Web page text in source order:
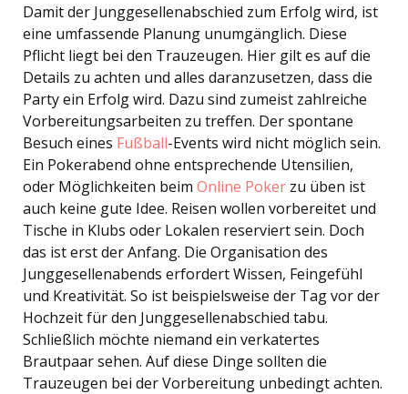
Damit der Junggesellenabschied zum Erfolg wird, ist
eine umfassende Planung unumgänglich. Diese
Pflicht liegt bei den Trauzeugen. Hier gilt es auf die
Details zu achten und alles daranzusetzen, dass die
Party ein Erfolg wird. Dazu sind zumeist zahlreiche
Vorbereitungsarbeiten zu treffen. Der spontane
Besuch eines Fußball-Events wird nicht möglich sein.
Ein Pokerabend ohne entsprechende Utensilien,
oder Möglichkeiten beim Online Poker zu üben ist
auch keine gute Idee. Reisen wollen vorbereitet und
Tische in Klubs oder Lokalen reserviert sein. Doch
das ist erst der Anfang. Die Organisation des
Junggesellenabends erfordert Wissen, Feingefühl
und Kreativität. So ist beispielsweise der Tag vor der
Hochzeit für den Junggesellenabschied tabu.
Schließlich möchte niemand ein verkatertes
Brautpaar sehen. Auf diese Dinge sollten die
Trauzeugen bei der Vorbereitung unbedingt achten.